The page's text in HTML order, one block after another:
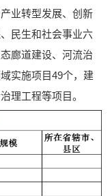
业转型发展、创新
民生和社会事业六
廊道建设、河流治
实施项目49个，建
理工程等项目。